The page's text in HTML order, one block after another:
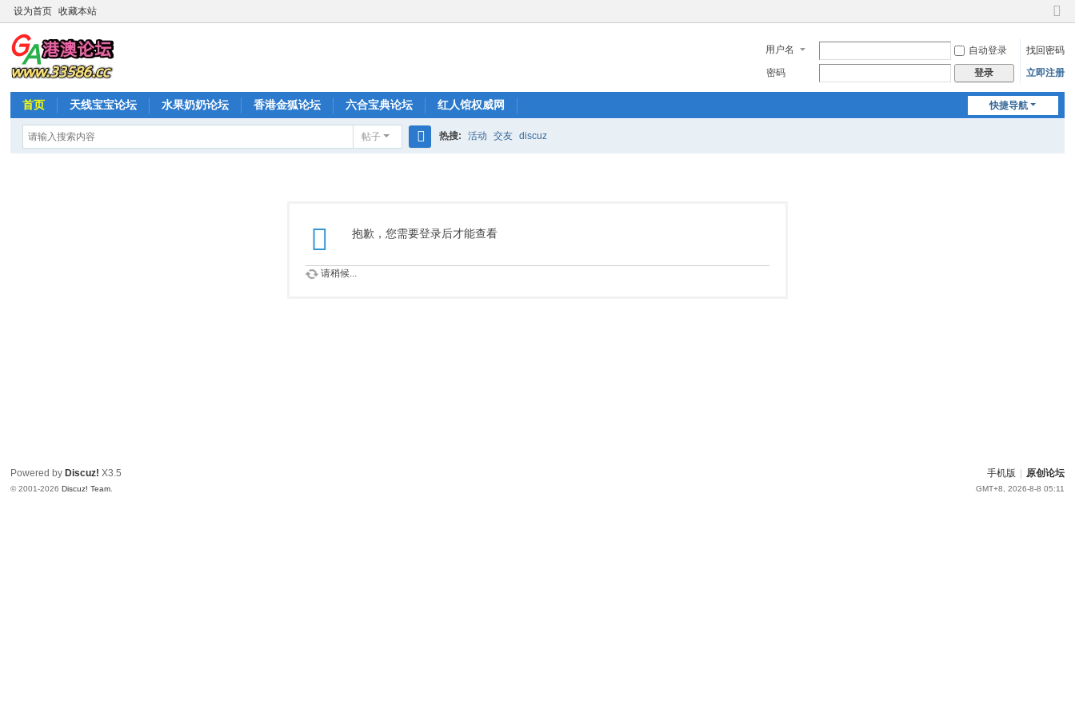
设为首页 收藏本站
切
到
窄
用户名 自动登录
找回密码
密码
登录 立即注册
快捷导航
首页 天线宝宝论坛 水果奶奶论坛 香港金狐论坛 六合宝典论坛 红人馆权威网
帖子 热搜: 活动 交友 discuz
抱歉，您需要登录后才能查看
请稍候...
手机版 原创论坛
GMT+8, 2026-8-8 05:11
Powered by Discuz! X3.5
© 2001-2026Discuz! Team